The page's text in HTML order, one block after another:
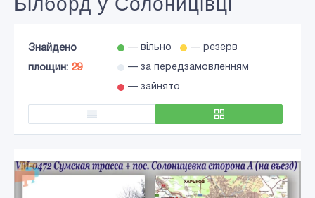
Знайдено
площин: 29
— вільно — резерв
— за передзамовленням
— зайнято